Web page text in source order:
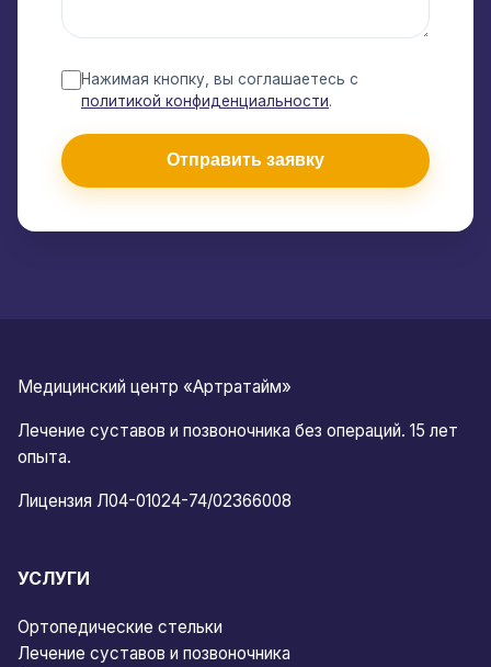
Нажимая кнопку, вы соглашаетесь с
политикой конфиденциальности.
Отправить заявку
Медицинский центр «Артратайм»
Лечение суставов и позвоночника без операций. 15 лет
опыта.
Лицензия Л04-01024-74/02366008
УСЛУГИ
Ортопедические стельки
Лечение суставов и позвоночника